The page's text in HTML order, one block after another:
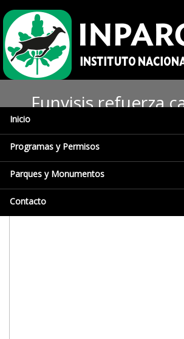
Inicio
Programas y Permisos
Parques y Monumentos
Contacto
Funvisis refuerza